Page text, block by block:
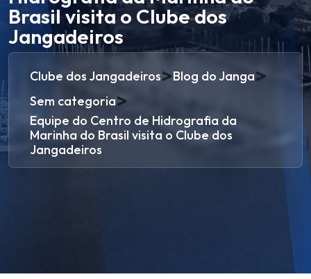
Brasil visita o Clube dos
Jangadeiros
Clube dos Jangadeiros>Blog do Janga>
Sem categoria>
Equipe do Centro de Hidrografia da
Marinha do Brasil visita o Clube dos
Jangadeiros